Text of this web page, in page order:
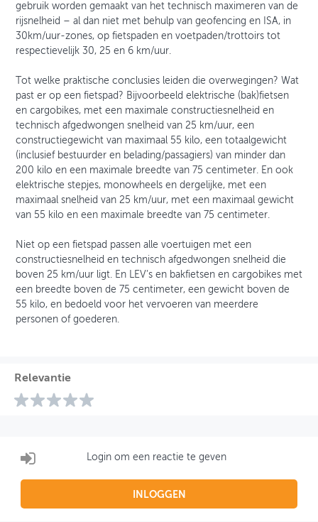
gebruik worden gemaakt van het technisch maximeren van de
rijsnelheid – al dan niet met behulp van geofencing en ISA, in
30km/uur-zones, op fietspaden en voetpaden/trottoirs tot
respectievelijk 30, 25 en 6 km/uur.
Tot welke praktische conclusies leiden die overwegingen? Wat
past er op een fietspad? Bijvoorbeeld elektrische (bak)fietsen
en cargobikes, met een maximale constructiesnelheid en
technisch afgedwongen snelheid van 25 km/uur, een
constructiegewicht van maximaal 55 kilo, een totaalgewicht
(inclusief bestuurder en belading/passagiers) van minder dan
200 kilo en een maximale breedte van 75 centimeter. En ook
elektrische stepjes, monowheels en dergelijke, met een
maximaal snelheid van 25 km/uur, met een maximaal gewicht
van 55 kilo en een maximale breedte van 75 centimeter.
Niet op een fietspad passen alle voertuigen met een
constructiesnelheid en technisch afgedwongen snelheid die
boven 25 km/uur ligt. En LEV’s en bakfietsen en cargobikes met
een breedte boven de 75 centimeter, een gewicht boven de
55 kilo, en bedoeld voor het vervoeren van meerdere
personen of goederen.
Relevantie
Login om een reactie te geven
INLOGGEN